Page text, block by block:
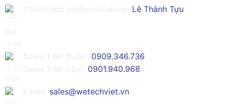
Lê Thành Tựu
0909.346.736
0901.940.968
sales@wetechviet.vn